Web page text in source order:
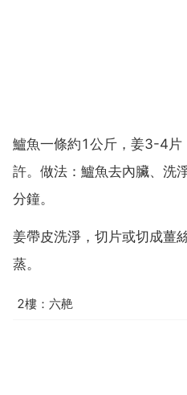
鱸魚一條約1公斤，姜3-4片
許。做法：鱸魚去內臟、洗
分鐘。
姜帶皮洗淨，切片或切成薑
蒸。
2樓：六赩